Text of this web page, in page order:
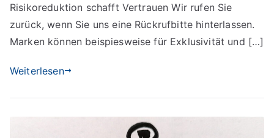
Risikoreduktion schafft Vertrauen Wir rufen Sie
zurück, wenn Sie uns eine Rückrufbitte hinterlassen.
Marken können beispiesweise für Exklusivität und […]
Weiterlesen